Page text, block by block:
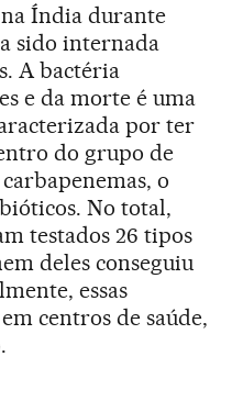
Índia durante
sido internada
A bactéria
e da morte é uma
por ter
do grupo de
o
No total,
testados 26 tipos
deles conseguiu
essas
centros de saúde,